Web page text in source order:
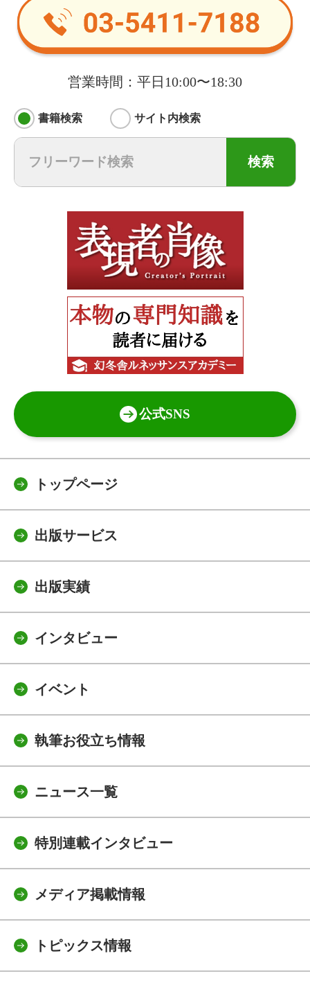
営業時間：平日10:00〜18:30
書籍検索 サイト内検索
検索
公式SNS
トップページ
出版サービス
出版実績
インタビュー
イベント
執筆お役立ち情報
ニュース一覧
特別連載インタビュー
メディア掲載情報
トピックス情報